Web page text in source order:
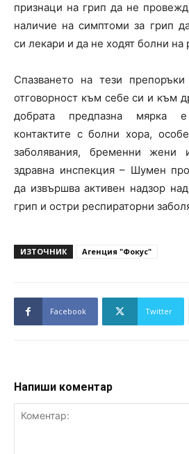
признаци на грип да не
наличие на симптоми за грип
си лекари и да не ходят болни
Спазването на тези
отговорност към себе си и към
добрата предпазна мярка
контактите с болни хора,
заболявания, бременни жени
здравна инспекция – Шумен
да извършва активен надзор
грип и остри респираторни
ИЗТОЧНИК Агенция "Фокус"
Facebook Twitter
Напиши коментар